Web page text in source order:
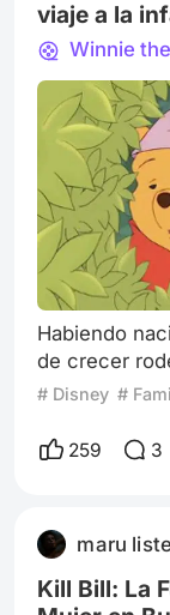
viaje a la
Winnie
Habiendo
de crecer
visto desde
pasión por el
adaptación
famoso oso
# Disney #
259 3
maru
Kill Bill: La